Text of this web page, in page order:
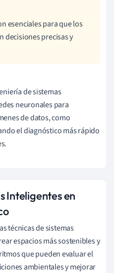
esenciales para que los
decisiones precisas y
de sistemas
neuronales para
de datos, como
el diagnóstico más rápido
Inteligentes en
técnicas de sistemas
espacios más sostenibles y
que pueden evaluar el
ambientales y mejorar